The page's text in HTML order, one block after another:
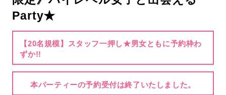
Party★
【20名規模】スタッフ一押し★男女ともに予約枠わ
ずか!!
本パーティーの予約受付は終了いたしました。